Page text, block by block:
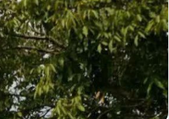
ا
ی
م
ل